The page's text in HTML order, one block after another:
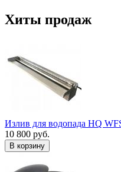
Хиты продаж
Излив для водопада HQ
10 800 руб.
В корзину